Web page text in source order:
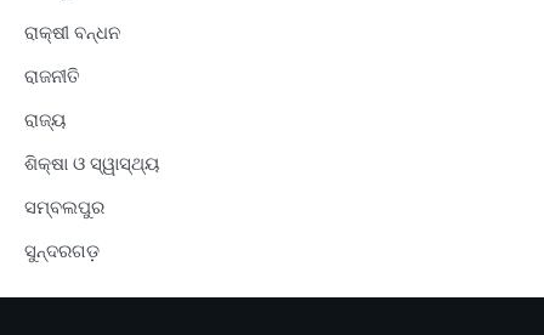
ରାକ୍ଷୀ ବନ୍ଧନ
ରାଜନୀତି
ରାଜ୍ୟ
ଶିକ୍ଷା ଓ ସ୍ୱାସ୍ଥ୍ୟ
ସମ୍ବଲପୁର
ସୁନ୍ଦରଗଡ଼